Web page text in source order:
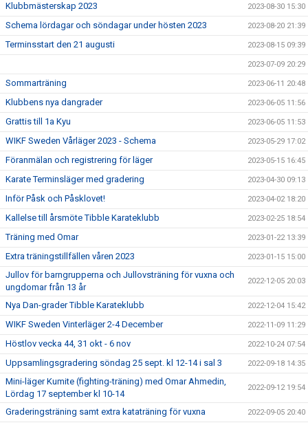
Klubbmästerskap 2023 2023-08-30 15:30
Schema lördagar och söndagar under hösten 2023 2023-08-20 21:39
Terminsstart den 21 augusti 2023-08-15 09:39
2023-07-09 20:29
Sommarträning 2023-06-11 20:48
Klubbens nya dangrader 2023-06-05 11:56
Grattis till 1a Kyu 2023-06-05 11:53
WIKF Sweden Vårläger 2023 - Schema 2023-05-29 17:02
Föranmälan och registrering för läger 2023-05-15 16:45
Karate Terminsläger med gradering 2023-04-30 09:13
Inför Påsk och Påsklovet! 2023-04-02 18:20
Kallelse till årsmöte Tibble Karateklubb 2023-02-25 18:54
Träning med Omar 2023-01-22 13:39
Extra träningstillfällen våren 2023 2023-01-15 15:00
Jullov för barngrupperna och Jullovsträning för vuxna och
ungdomar från 13 år
2022-12-05 20:03
Nya Dan-grader Tibble Karateklubb 2022-12-04 15:42
WIKF Sweden Vinterläger 2-4 December 2022-11-09 11:29
Höstlov vecka 44, 31 okt - 6 nov 2022-10-24 07:54
Uppsamlingsgradering söndag 25 sept. kl 12-14 i sal 3 2022-09-18 14:35
Mini-läger Kumite (fighting-träning) med Omar Ahmedin,
Lördag 17 september kl 10-14
2022-09-12 19:54
Graderingsträning samt extra kataträning för vuxna 2022-09-05 20:40